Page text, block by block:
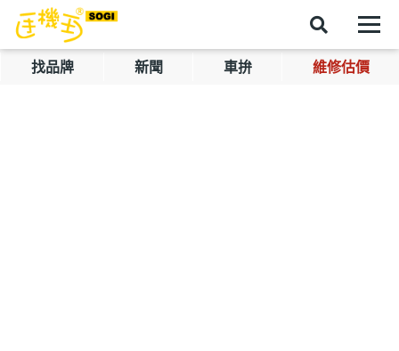
找品牌 新聞 車拚 維修估價